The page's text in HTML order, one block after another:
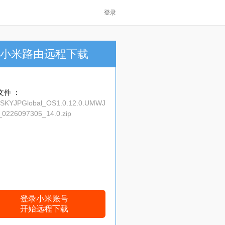
登录
小米路由远程下载
件 ：
登录小米账号
开始远程下载